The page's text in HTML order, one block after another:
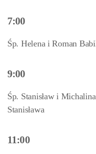
7:00
Śp. Helena i Roman
9:00
Śp. Stanisław i
Stanisława
11:00